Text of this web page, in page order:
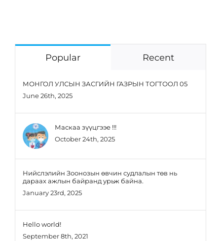
Popular Recent
МОНГОЛ УЛСЫН ЗАСГИЙН ГАЗРЫН ТОГТООЛ 05
June 26th, 2025
Маскаа зүүцгээе !!!
October 24th, 2025
Нийслэлийн Зоонозын өвчин судлалын төв нь
дараах ажлын байранд урьж байна.
January 23rd, 2025
Hello world!
September 8th, 2021